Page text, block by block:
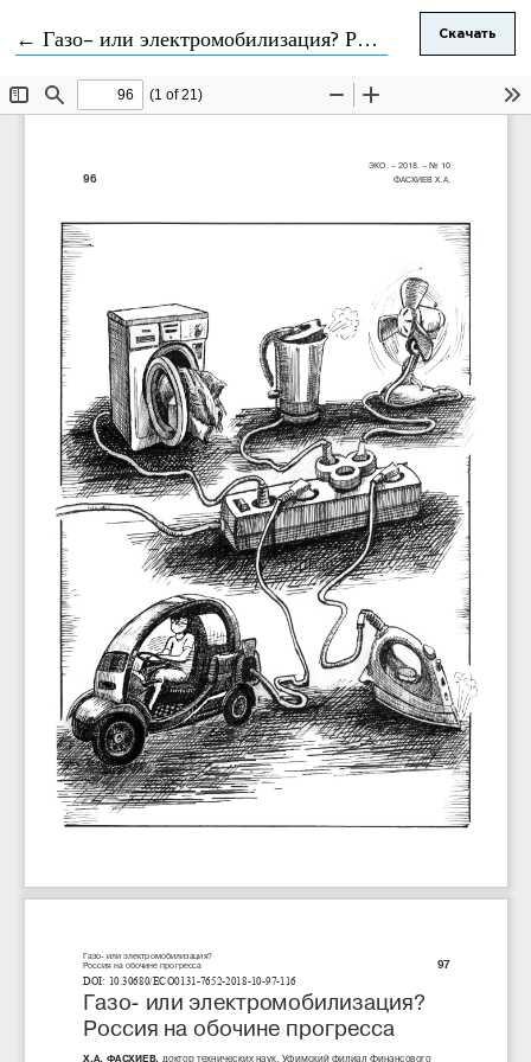
←Вернуться к Подробностям о статье
Газо- или электромобилизация? Россия на обочине прогресса Скачать